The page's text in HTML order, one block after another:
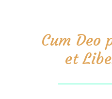
Cum Deo
et